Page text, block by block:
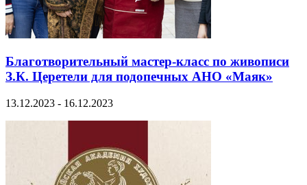
Благотворительный мастер-класс по живописи
З.К. Церетели для подопечных АНО «Маяк»
13.12.2023 - 16.12.2023